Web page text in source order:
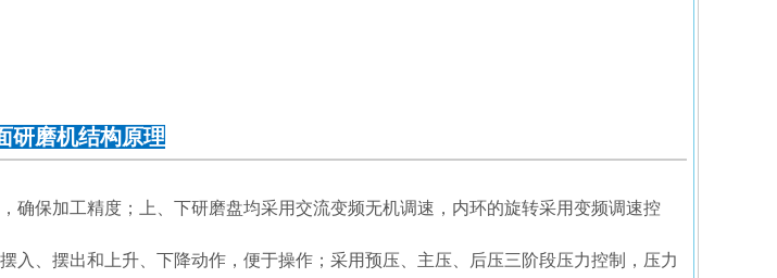
研磨机结构原理
确保加工精度；上、下研磨盘均采用交流变频无机调速，内环的旋转采用变频调速控
、摆出和上升、下降动作，便于操作；采用预压、主压、后压三阶段压力控制，压力